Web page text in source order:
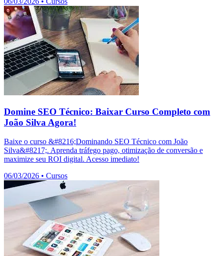
Domine SEO Técnico: Baixar Curso Completo com
João Silva Agora!
Baixe o curso &#8216;Dominando SEO Técnico com João
Silva&#8217;. Aprenda tráfego pago, otimização de conversão e
maximize seu ROI digital. Acesso imediato!
06/03/2026 • Cursos